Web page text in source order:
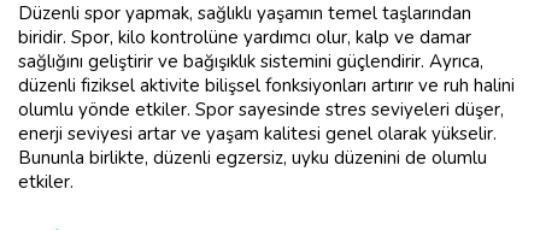
Düzenli spor yapmak, sağlıklı yaşamın temel taşlarından
biridir. Spor, kilo kontrolüne yardımcı olur, kalp ve damar
sağlığını geliştirir ve bağışıklık sistemini güçlendirir. Ayrıca,
düzenli fiziksel aktivite bilişsel fonksiyonları artırır ve ruh halini
olumlu yönde etkiler. Spor sayesinde stres seviyeleri düşer,
enerji seviyesi artar ve yaşam kalitesi genel olarak yükselir.
Bununla birlikte, düzenli egzersiz, uyku düzenini de olumlu
etkiler.